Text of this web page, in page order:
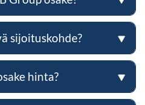
sijoituskohde?
hinta?